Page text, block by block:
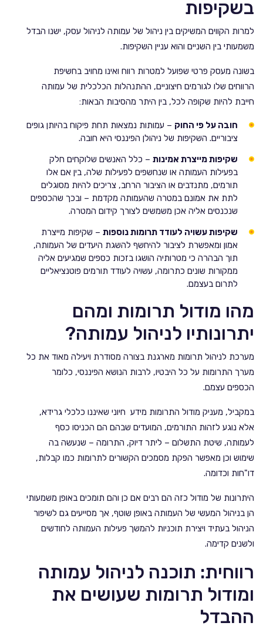
בשקיפות
למרות הקווים המשיקים בין ניהול של עמותה לניהול עסק, ישנו הבדל
משמעותי בין השניים והוא עניין השקיפות.
בשונה מעסק פרטי שפועל למטרות רווח ואינו מחויב בחשיפת
הרווחים שלו לגורמים חיצוניים, ההתנהלות הכלכלית של עמותה
חייבת להיות שקופה לכל, בין היתר מהסיבות הבאות:
חובה על פי החוק – עמותות נמצאות תחת פיקוח בהיותן גופים
ציבוריים. השקיפות של ניהולן הפיננסי היא חובה.
שקיפות מייצרת אמינות – כלל האנשים שלוקחים חלק
בפעילות העמותה או שנחשפים לפעילות שלה, בין אם אלו
תורמים, מתנדבים או הציבור הרחב, צריכים להיות מסוגלים
לתת את אמונם במטרה שהעמותה מקדמת – ובכך שהכספים
שנכנסים אליה אכן משמשים לצורך קידום המטרה.
שקיפות עשויה לעודד תרומות נוספות – שקיפות מייצרת
אמון ומאפשרת לציבור להיחשף להשגת היעדים של העמותה,
תוך הבהרה כי מטרותיה הושגו בזכות כספים שמגיעים אליה
ממקורות שונים כתרומה, עשויה לעודד תורמים פוטנציאליים
לתרום בעצמם.
מהו מודול תרומות ומהם
יתרונותיו לניהול עמותה?
מערכת לניהול תרומות מארגנת בצורה מסודרת ויעילה מאוד את כל
מערך התרומות על כל היבטיו, לרבות הנושא הפיננסי, כלומר
הכספים עצמם.
במקביל, מעניק מודול התרומות מידע חיוני שאיננו כלכלי גרידא,
אלא נוגע לזהות התורמים, המועדים שבהם הם הכניסו כסף
לעמותה, שיטת התשלום – ליתר דיוק, התרומה – שנעשה בה
שימוש וכן מאפשר הפקת מסמכים הקשורים לתרומות כמו קבלות,
דו"חות וכדומה.
היתרונות של מודול כזה הם רבים אם כן והם תומכים באופן משמעותי
הן בניהול המעשי של העמותה באופן שוטף, אך מסייעים גם לשיפור
הניהול בעתיד ויצירת תוכניות להמשך פעילות העמותה לחודשים
ולשנים קדימה.
רווחית: תוכנה לניהול עמותה
ומודול תרומות שעושים את
ההבדל